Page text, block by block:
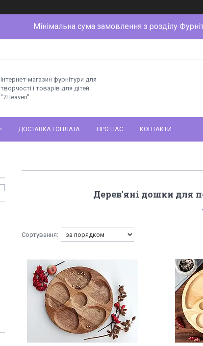
Мінімальна сума замовлення з розділу
Інтернет-магазин фурнітури для
творчості і товарів для дітей
"7Heaven"
ДОСТАВКА І ОПЛАТА ПРО НАС КОНТАКТИ
Дерев'яні дошки для